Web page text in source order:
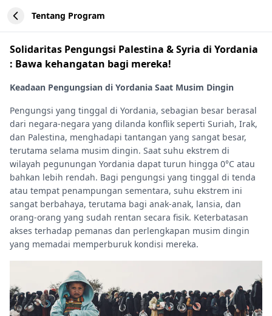
Tentang Program
Solidaritas Pengungsi Palestina & Syria di Yordania
: Bawa kehangatan bagi mereka!
Keadaan Pengungsian di Yordania Saat Musim Dingin
Pengungsi yang tinggal di Yordania, sebagian besar berasal
dari negara-negara yang dilanda konflik seperti Suriah, Irak,
dan Palestina, menghadapi tantangan yang sangat besar,
terutama selama musim dingin. Saat suhu ekstrem di
wilayah pegunungan Yordania dapat turun hingga 0°C atau
bahkan lebih rendah. Bagi pengungsi yang tinggal di tenda
atau tempat penampungan sementara, suhu ekstrem ini
sangat berbahaya, terutama bagi anak-anak, lansia, dan
orang-orang yang sudah rentan secara fisik. Keterbatasan
akses terhadap pemanas dan perlengkapan musim dingin
yang memadai memperburuk kondisi mereka.